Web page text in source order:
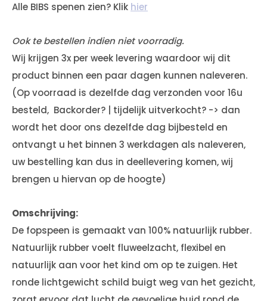
Alle BIBS spenen zien? Klik hier
Ook te bestellen indien niet voorradig.
Wij krijgen 3x per week levering waardoor wij dit
product binnen een paar dagen kunnen naleveren.
(Op voorraad is dezelfde dag verzonden voor 16u
besteld, Backorder? | tijdelijk uitverkocht? -> dan
wordt het door ons dezelfde dag bijbesteld en
ontvangt u het binnen 3 werkdagen als naleveren,
uw bestelling kan dus in deellevering komen, wij
brengen u hiervan op de hoogte)
Omschrijving:
De fopspeen is gemaakt van 100% natuurlijk rubber.
Natuurlijk rubber voelt fluweelzacht, flexibel en
natuurlijk aan voor het kind om op te zuigen. Het
ronde lichtgewicht schild buigt weg van het gezicht,